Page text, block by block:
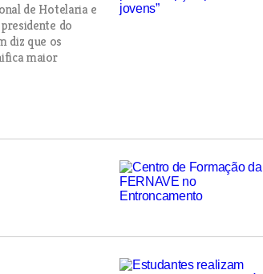
de Hotelaria e
do
diz que os
maior